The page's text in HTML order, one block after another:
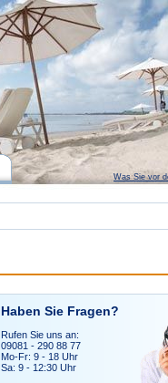
Was Sie vor
Haben Sie Fragen?
Rufen Sie uns an:
09081 - 290 88 77
Mo-Fr: 9 - 18 Uhr
Sa: 9 - 12:30 Uhr